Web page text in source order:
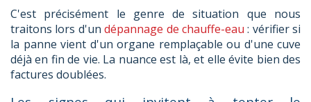
C'est précisément le genre de situation que nous
traitons lors d'undépannage de chauffe-eau : vérifier si
la panne vient d'un organe remplaçable ou d'une cuve
déjà en fin de vie. La nuance est là, et elle évite bien des
factures doublées.